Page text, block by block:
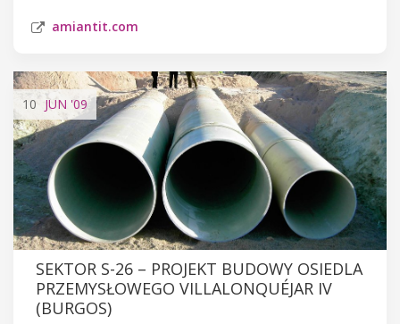
amiantit.com
10 JUN '09
SEKTOR S-26 – PROJEKT BUDOWY OSIEDLA
PRZEMYSŁOWEGO VILLALONQUÉJAR IV
(BURGOS)